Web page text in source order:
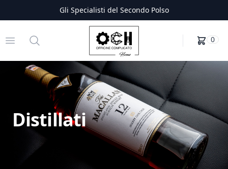
Gli Specialisti del Secondo Polso
Open menu
Search
Officine Complicato
0
Distillati